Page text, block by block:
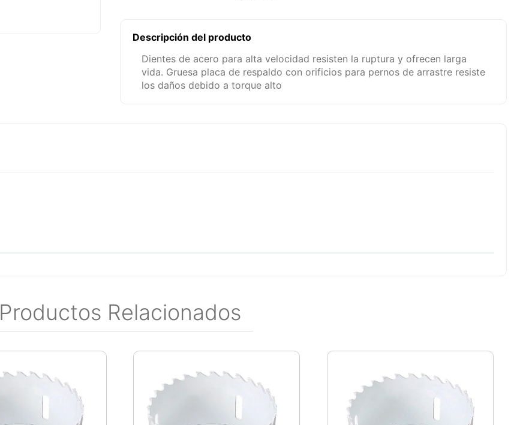
Descripción del producto
Dientes de acero para alta velocidad resisten la ruptura y ofrecen larga
vida. Gruesa placa de respaldo con orificios para pernos de arrastre resiste
los daños debido a torque alto
Productos Relacionados